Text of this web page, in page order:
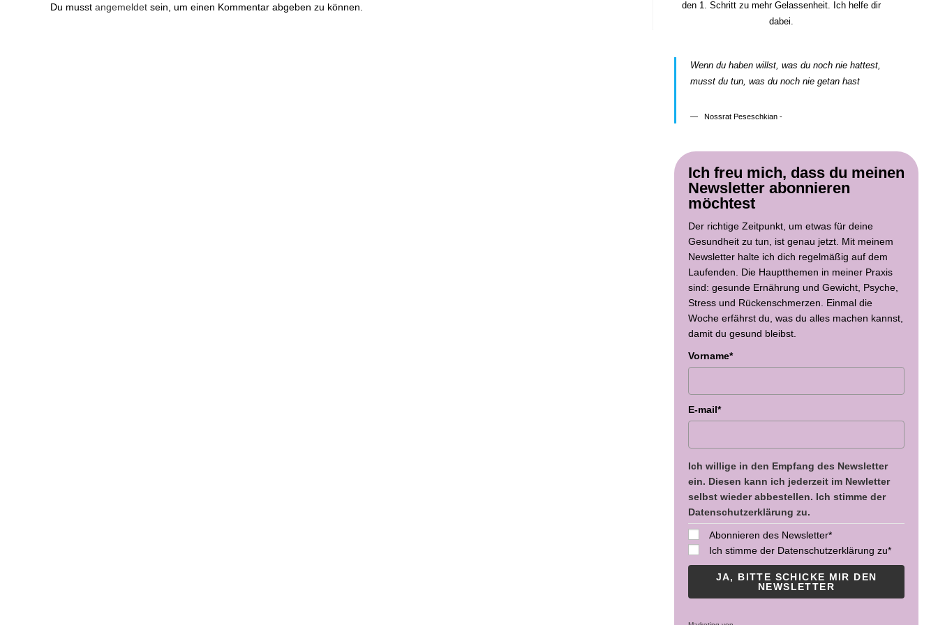
Du musst angemeldet sein, um einen Kommentar abgeben zu können.
den 1. Schritt zu mehr Gelassenheit. Ich helfe dir
dabei.
Wenn du haben willst, was du noch nie hattest,
musst du tun, was du noch nie getan hast
Nossrat Peseschkian -
Ich freu mich, dass du meinen
Newsletter abonnieren
möchtest
Der richtige Zeitpunkt, um etwas für deine
Gesundheit zu tun, ist genau jetzt. Mit meinem
Newsletter halte ich dich regelmäßig auf dem
Laufenden. Die Hauptthemen in meiner Praxis
sind: gesunde Ernährung und Gewicht, Psyche,
Stress und Rückenschmerzen. Einmal die
Woche erfährst du, was du alles machen kannst,
damit du gesund bleibst.
Vorname*
E-mail*
Ich willige in den Empfang des Newsletter
ein. Diesen kann ich jederzeit im Newletter
selbst wieder abbestellen. Ich stimme der
Datenschutzerklärung zu.
Abonnieren des Newsletter*
Ich stimme der Datenschutzerklärung zu*
JA, BITTE SCHICKE MIR DEN
NEWSLETTER